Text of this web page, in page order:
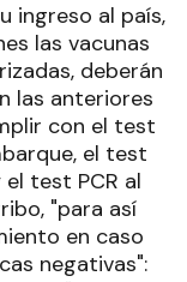
ingreso al país,
las vacunas
deberán
las anteriores
con el test
el test
test PCR al
"para así
en caso
negativas":